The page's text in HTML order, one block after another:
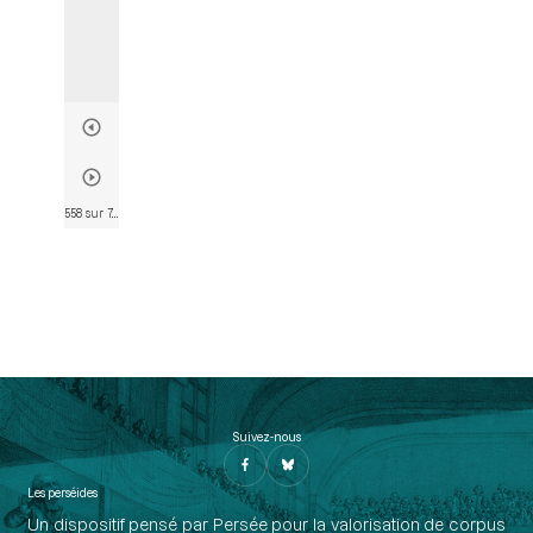
558 sur 746
Suivez-nous
Les perséides
Un dispositif pensé par Persée pour la valorisation de corpus